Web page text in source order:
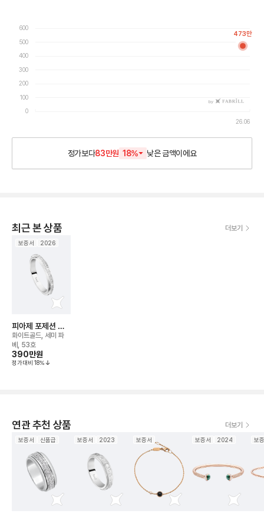
0
100
200
300
400
500
600
26.06
by
473만
정가보다83만원 18% 낮은금액이에요
최근 본 상품 더보기
보증서 2026
피아제 포제션 데
코 팰리스 링
화이트골드, 세미 파
베, 53호
390만원
정가대비 18%
연관 추천 상품 더보기
보증서 신품급 보증서 2023 보증서 보증서 2024 보